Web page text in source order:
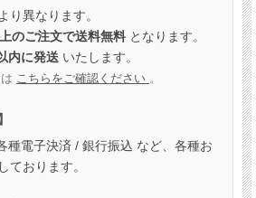
り異なります。
のご注文で送料無料 となります。
内に発送 いたします。
こちらをご確認ください 。
種電子決済 / 銀行振込 など、各種お
ております。